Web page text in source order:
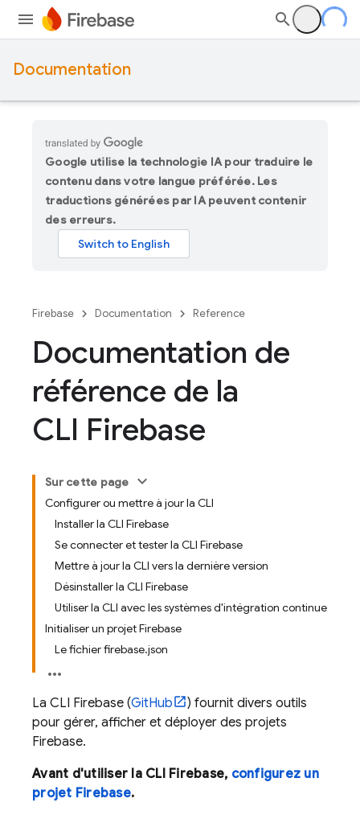
Documentation
Google utilise la technologie IA pour traduire le
contenu dans votre langue préférée. Les
traductions générées par IA peuvent contenir
des erreurs.
Firebase Documentation Reference
Documentation de
référence de la
CLI Firebase
Sur cette page
Configurer ou mettre à jour la CLI
Installer la CLI Firebase
Se connecter et tester la CLI Firebase
Mettre à jour la CLI vers la dernière version
Désinstaller la CLI Firebase
Utiliser la CLI avec les systèmes d'intégration continue
Initialiser un projet Firebase
Le fichier firebase.json
La CLI Firebase (GitHub
) fournit divers outils
pour gérer, afficher et déployer des projets
Firebase.
Avant d'utiliser la CLI Firebase, configurez un
projet Firebase.